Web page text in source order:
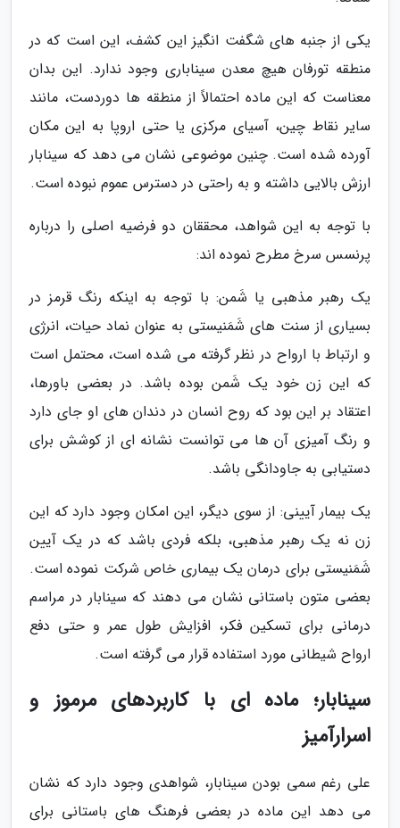
یکی از جنبه های شگفت انگیز این کشف، این است که در
منطقه تورفان هیچ معدن سیناباری وجود ندارد. این بدان
معناست که این ماده احتمالاً از منطقه ها دوردست، مانند
سایر نقاط چین، آسیای مرکزی یا حتی اروپا به این مکان
آورده شده است. چنین موضوعی نشان می دهد که سینابار
ارزش بالایی داشته و به راحتی در دسترس عموم نبوده است.
با توجه به این شواهد، محققان دو فرضیه اصلی را درباره
پرنسس سرخ مطرح نموده اند:
یک رهبر مذهبی یا شَمن: با توجه به اینکه رنگ قرمز در
بسیاری از سنت های شَمَنیستی به عنوان نماد حیات، انرژی
و ارتباط با ارواح در نظر گرفته می شده است، محتمل است
که این زن خود یک شَمن بوده باشد. در بعضی باورها،
اعتقاد بر این بود که روح انسان در دندان های او جای دارد
و رنگ آمیزی آن ها می توانست نشانه ای از کوشش برای
دستیابی به جاودانگی باشد.
یک بیمار آیینی: از سوی دیگر، این امکان وجود دارد که این
زن نه یک رهبر مذهبی، بلکه فردی باشد که در یک آیین
شَمَنیستی برای درمان یک بیماری خاص شرکت نموده است.
بعضی متون باستانی نشان می دهند که سینابار در مراسم
درمانی برای تسکین فکر، افزایش طول عمر و حتی دفع
ارواح شیطانی مورد استفاده قرار می گرفته است.
سینابار؛ ماده ای با کاربردهای مرموز و
اسرارآمیز
علی رغم سمی بودن سینابار، شواهدی وجود دارد که نشان
می دهد این ماده در بعضی فرهنگ های باستانی برای